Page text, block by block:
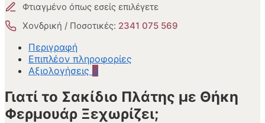
Φτιαγμένο όπως εσείς επιλέγετε
Χονδρική / Ποσοτικές: 2341 075 569
Περιγραφή
Επιπλέον πληροφορίες
Αξιολογήσεις 0
Γιατί το Σακίδιο Πλάτης με Θήκη
Φερμουάρ Ξεχωρίζει;